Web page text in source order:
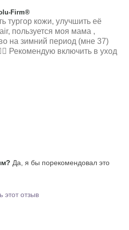
Firm®
тургор кожи, улучшить её
пользуется моя мама ,
на зимний период (мне 37)
Рекомендую включить в уход
Да, я бы порекомендовал это
этот отзыв